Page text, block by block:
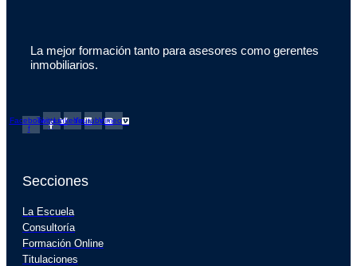
La mejor formación tanto para asesores como gerentes
inmobiliarios.
Facebook-
f
TwitterLinkedinYoutubeVimeo
Secciones
La Escuela
Consultoría
Formación Online
Titulaciones